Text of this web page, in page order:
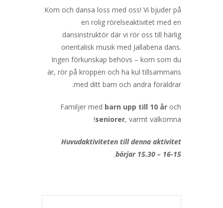
Kom och dansa loss med oss! Vi bjuder på
en rolig rörelseaktivitet med en
dansinstruktör där vi rör oss till härlig
orientalisk musik med Jallabena dans.
Ingen förkunskap behövs – kom som du
är, rör på kroppen och ha kul tillsammans
med ditt barn och andra föräldrar.
Familjer med barn upp till 10 år och
seniorer, varmt välkomna!
Huvudaktiviteten till denna aktivitet
börjar 15.30 – 16-15
.